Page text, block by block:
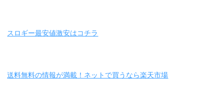
スロギー最安値激安はコチラ
送料無料の情報が満載！ネットで買うなら楽天市場